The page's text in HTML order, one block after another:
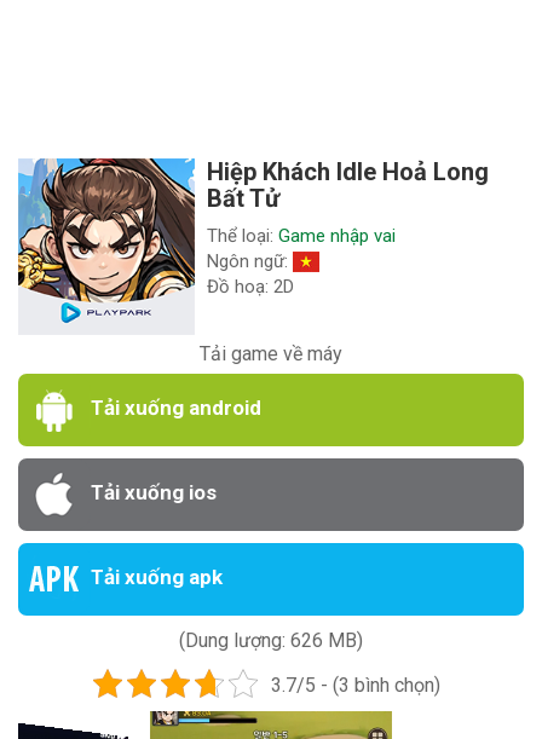
Hiệp Khách Idle Hoả Long
Bất Tử
Thể loại:Game nhập vai
Ngôn ngữ:
Đồ hoạ: 2D
Tải game về máy
Tải xuống android
Tải xuống ios
Tải xuống apk
(Dung lượng: 626 MB)
3.7/5 - (3 bình chọn)